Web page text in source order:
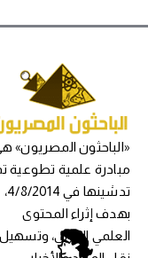
«الباحثون المصريون»
مبادرة علمية تطوعية
تدشينها في 4/8/2014،
بهدف إثراء المحتوى
العلمي العربي، وتسهيل